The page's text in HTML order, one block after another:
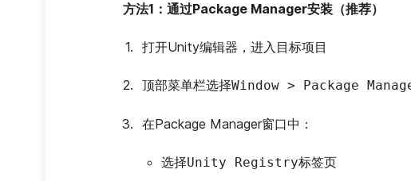
方法1：通过Package Manager安装（推荐）
打开Unity编辑器，进入目标项目
顶部菜单栏选择Window > Package
在Package Manager窗口中：
选择Unity Registry标签页